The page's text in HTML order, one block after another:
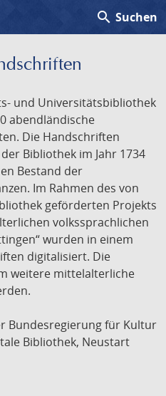
search Suchen
und Universitätsbibliothek
abendländische
Die Handschriften
Bibliothek im Jahr 1734
Bestand der
Im Rahmen des von
geförderten Projekts
volkssprachlichen
wurden in einem
digitalisiert. Die
weitere mittelalterliche
Bundesregierung für Kultur
Bibliothek, Neustart